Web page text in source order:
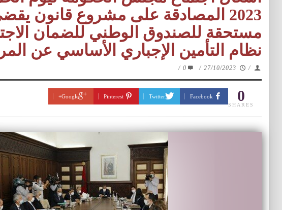
2023 المصادقة على مشروع قانون
مستحقة للصندوق الوطني للضمان
نظام التأمين الإجباري الأساسي عن
/
27/10/2023
/
0
/
0
SHARES
Facebook
Twitter
Pinterest
Google+